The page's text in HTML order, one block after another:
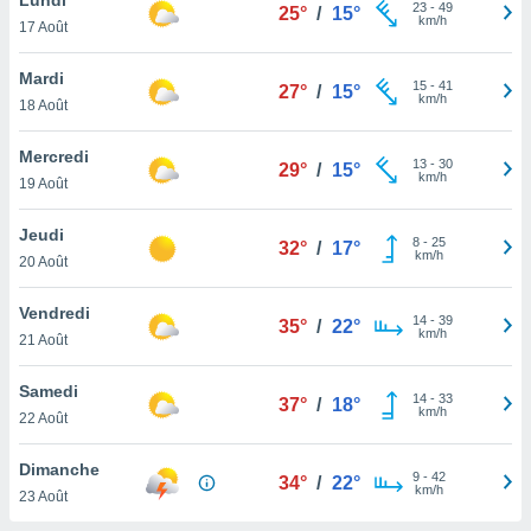
et
»,
au
vous
qu'ils
ou
le
ainsi
un
la
du
17 Août
25° / 15° 23- 49
km/h
Mardi
18 Août
27° / 15° 15- 41
km/h
Mercredi
19 Août
29° / 15° 13- 30
km/h
Jeudi
20 Août
32° / 17° 8- 25
km/h
Vendredi
21 Août
35° / 22° 14- 39
km/h
Samedi
22 Août
37° / 18° 14- 33
km/h
Dimanche
23 Août
34° / 22° 9- 42
km/h